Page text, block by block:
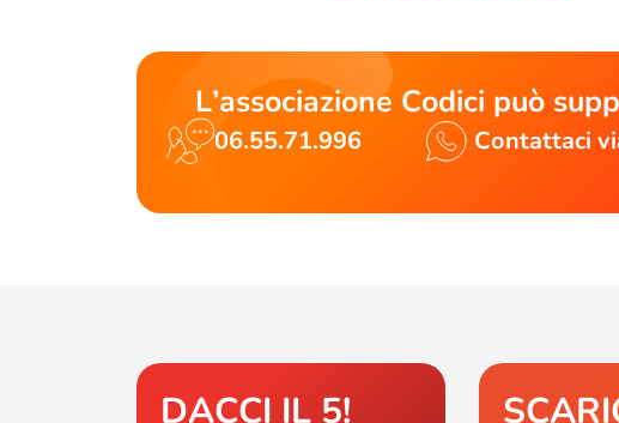
L’associazione Codici può
06.55.71.996 Contattaci
DACCI IL 5!